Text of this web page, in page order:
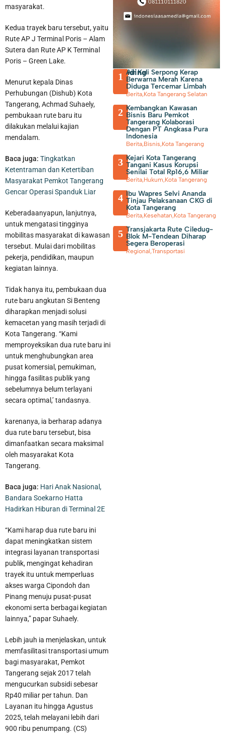
70 Pengurus IPSM Dilantik, Sahrudin Harap Peran PSM Sebagai
Pelayanan Sosial Semakin Kuat
Pemasangan Sambungan Air Bersih Hingga 8I Persen
Satnarkoba Polres Metro Tangerang Kota Bekuk Pengedar Obat
Keras di Kosambi Tangerang
masyarakat.
Kedua trayek baru tersebut, yaitu
Rute AP J Terminal Poris – Alam
Sutera dan Rute AP K Terminal
Poris – Green Lake.
Menurut kepala Dinas
Perhubungan (Dishub) Kota
Tangerang, Achmad Suhaely,
pembukaan rute baru itu
dilakukan melalui kajian
mendalam.
Baca juga: Tingkatkan
Ketentraman dan Ketertiban
Masyarakat Pemkot Tangerang
Gencar Operasi Spanduk Liar
Keberadaanyapun, lanjutnya,
untuk mengatasi tingginya
mobilitas masyarakat di kawasan
tersebut. Mulai dari mobilitas
pekerja, pendidikan, maupun
kegiatan lainnya.
Tidak hanya itu, pembukaan dua
rute baru angkutan Si Benteng
diharapkan menjadi solusi
kemacetan yang masih terjadi di
Kota Tangerang. “Kami
memproyeksikan dua rute baru ini
untuk menghubungkan area
pusat komersial, pemukiman,
hingga fasilitas publik yang
sebelumnya belum terlayani
secara optimal,’ tandasnya.
karenanya, ia berharap adanya
dua rute baru tersebut, bisa
dimanfaatkan secara maksimal
oleh masyarakat Kota
Tangerang.
Baca juga: Hari Anak Nasional,
Bandara Soekarno Hatta
Hadirkan Hiburan di Terminal 2E
“Kami harap dua rute baru ini
dapat meningkatkan sistem
integrasi layanan transportasi
publik, mengingat kehadiran
trayek itu untuk memperluas
akses warga Cipondoh dan
Pinang menuju pusat-pusat
ekonomi serta berbagai kegiatan
lainnya,” papar Suhaely.
Lebih jauh ia menjelaskan, untuk
memfasilitasi transportasi umum
bagi masyarakat, Pemkot
Tangerang sejak 2017 telah
mengucurkan subsidi sebesar
Rp40 miliar per tahun. Dan
Layanan itu hingga Agustus
2025, telah melayani lebih dari
900 ribu penumpang. (CS)
Trending
1 Air Kali Serpong Kerap
Berwarna Merah Karena
Diduga Tercemar Limbah
Berita,Kota Tangerang Selatan
2 Kembangkan Kawasan
Bisnis Baru Pemkot
Tangerang Kolaborasi
Dengan PT Angkasa Pura
Indonesia
Berita,Bisnis,Kota Tangerang
3 Kejari Kota Tangerang
Tangani Kasus Korupsi
Senilai Total Rp16,6 Miliar
Berita,Hukum,Kota Tangerang
4 Ibu Wapres Selvi Ananda
Tinjau Pelaksanaan CKG di
Kota Tangerang
Berita,Kesehatan,Kota Tangerang
5 Transjakarta Rute Ciledug-
Blok M-Tendean Diharap
Segera Beroperasi
Regional,Transportasi